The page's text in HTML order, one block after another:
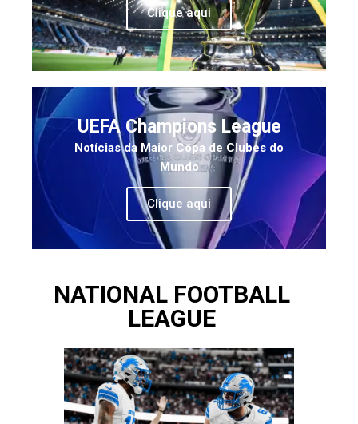
Clique aqui
UEFA Champions League
Notícias da Maior Copa de Clubes do
Mundo
Clique aqui
NATIONAL FOOTBALL
LEAGUE